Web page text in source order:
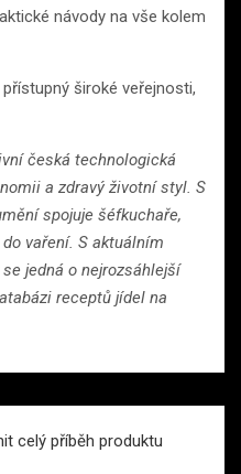
návody na vše kolem
široké veřejnosti,
česká technologická
a zdravý životní styl. S
spojuje šéfkuchaře,
vaření. S aktuálním
jedná o nejrozsáhlejší
receptů jídel na
celý příběh produktu